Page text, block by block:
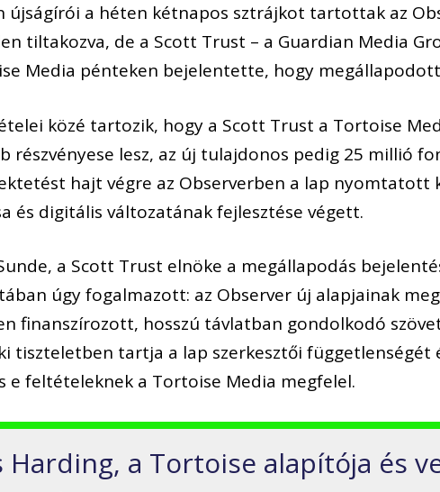
újságírói a héten kétnapos sztrájkot tartottak az
tiltakozva, de a Scott Trust – a Guardian Media
Media pénteken bejelentette, hogy
közé tartozik, hogy a Scott Trust a Tortoise
részvényese lesz, az új tulajdonos pedig 25 millió
hajt végre az Observerben a lap nyomtatott
és digitális változatának fejlesztése végett.
a Scott Trust elnöke a megállapodás
úgy fogalmazott: az Observer új alapjainak
finanszírozott, hosszú távlatban gondolkodó
tiszteletben tartja a lap szerkesztői függetlenségét
e feltételeknek a Tortoise Media megfelel.
Harding, a Tortoise alapítója és